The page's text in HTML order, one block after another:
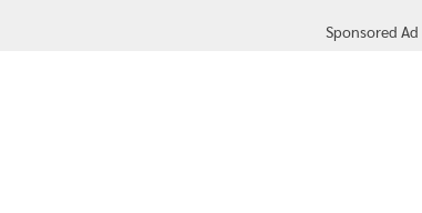
Sponsored Ad